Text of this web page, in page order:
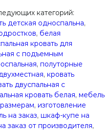
категорий:
детская односпальна,
, белая
кровать для
с подъемным
, полуторные
, кровать
двуспальная с
кровать белая, мебель
, изготовление
на заказ, шкаф-купе на
заказ от производителя,